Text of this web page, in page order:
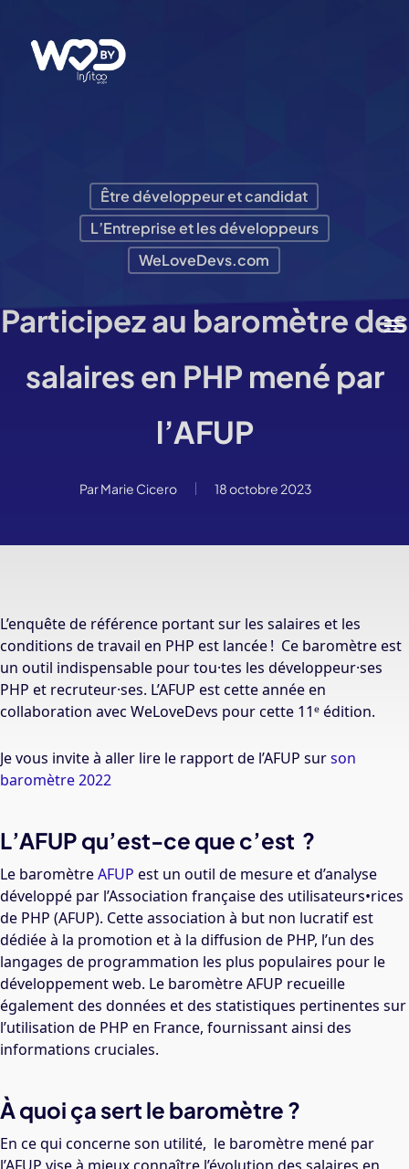
contenu
principal
Être développeur et candidat
L’Entreprise et les développeurs
WeLoveDevs.com
Participez au baromètre des
salaires en PHP mené par
l’AFUP
ParMarie Cicero 18 octobre 2023
L’enquête de référence portant sur les salaires et les
conditions de travail en PHP est lancée ! Ce baromètre est
un outil indispensable pour tou·tes les développeur·ses
PHP et recruteur·ses. L’AFUP est cette année en
collaboration avec WeLoveDevs pour cette 11ᵉ édition.
Je vous invite à aller lire le rapport de l’AFUP surson
baromètre 2022
L’AFUP qu’est-ce que c’est ?
Le baromètreAFUP est un outil de mesure et d’analyse
développé par l’Association française des utilisateurs•rices
de PHP (AFUP). Cette association à but non lucratif est
dédiée à la promotion et à la diffusion de PHP, l’un des
langages de programmation les plus populaires pour le
développement web. Le baromètre AFUP recueille
également des données et des statistiques pertinentes sur
l’utilisation de PHP en France, fournissant ainsi des
informations cruciales.
À quoi ça sert le baromètre ?
En ce qui concerne son utilité, le baromètre mené par